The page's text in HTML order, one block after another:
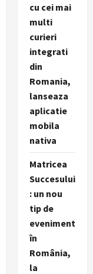
cu cei mai
multi
curieri
integrati
din
Romania,
lanseaza
aplicatie
mobila
nativa
Matricea
Succesului
: un nou
tip de
eveniment
în
România,
la